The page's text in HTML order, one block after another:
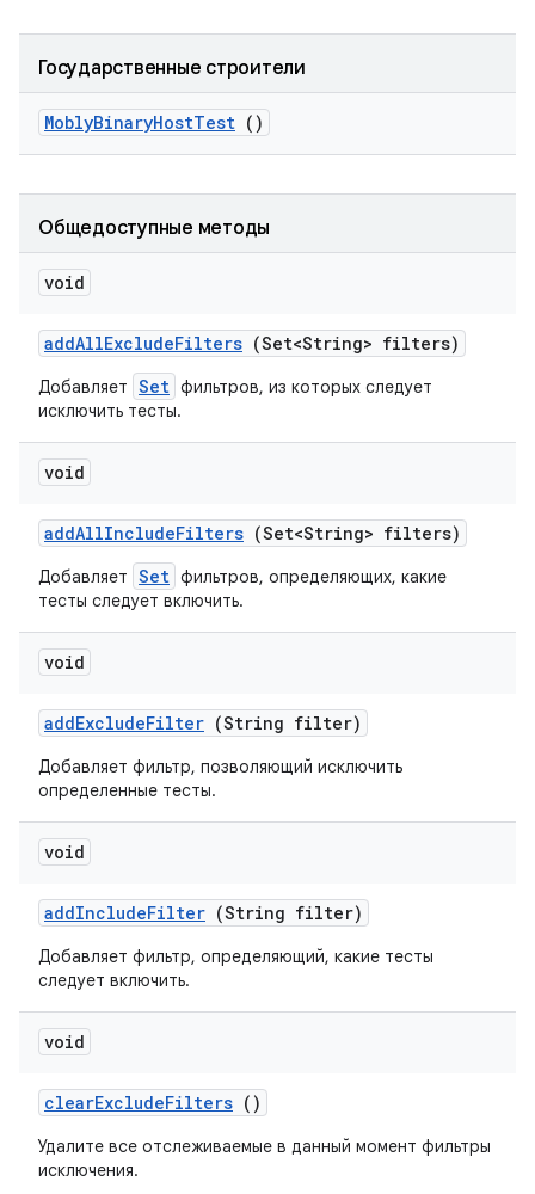
Государственные строители
MoblyBinaryHostTest ()
Общедоступные методы
void
addAllExcludeFilters (Set<String> filters)
Добавляет Set фильтров, из которых следует
исключить тесты.
void
addAllIncludeFilters (Set<String> filters)
Добавляет Set фильтров, определяющих, какие
тесты следует включить.
void
addExcludeFilter (String filter)
Добавляет фильтр, позволяющий исключить
определенные тесты.
void
addIncludeFilter (String filter)
Добавляет фильтр, определяющий, какие тесты
следует включить.
void
clearExcludeFilters ()
Удалите все отслеживаемые в данный момент фильтры
исключения.